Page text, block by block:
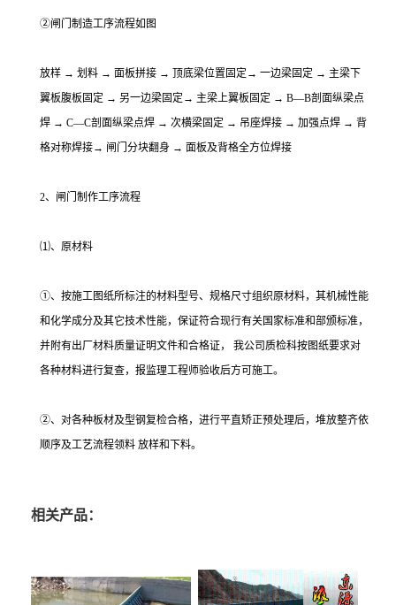
②闸门制造工序流程如图
放样 → 划料 → 面板拼接 → 顶底梁位置固定→ 一边梁固定 → 主梁下
翼板腹板固定 → 另一边梁固定→ 主梁上翼板固定 → B—B剖面纵梁点
焊 → C—C剖面纵梁点焊 → 次横梁固定 → 吊座焊接 → 加强点焊 → 背
格对称焊接→ 闸门分块翻身 → 面板及背格全方位焊接
2、闸门制作工序流程
⑴、原材料
①、按施工图纸所标注的材料型号、规格尺寸组织原材料，其机械性能
和化学成分及其它技术性能，保证符合现行有关国家标准和部颁标准，
并附有出厂材料质量证明文件和合格证， 我公司质检科按图纸要求对
各种材料进行复查，报监理工程师验收后方可施工。
②、对各种板材及型钢复检合格，进行平直矫正预处理后，堆放整齐依
顺序及工艺流程领料 放样和下料。
相关产品：